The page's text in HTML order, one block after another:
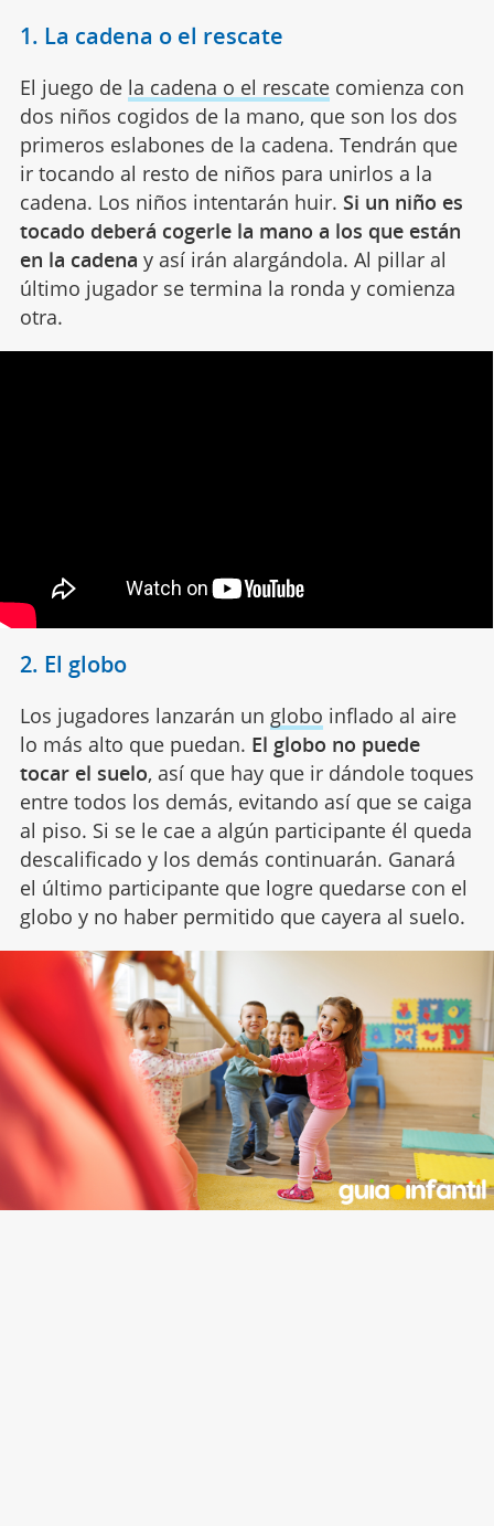
1. La cadena o el rescate
El juego de la cadena o el rescatecomienza con
dos niños cogidos de la mano, que son los dos
primeros eslabones de la cadena. Tendrán que
ir tocando al resto de niños para unirlos a la
cadena. Los niños intentarán huir. Si un niño es
tocado deberá cogerle la mano a los que están
en la cadena y así irán alargándola. Al pillar al
último jugador se termina la ronda y comienza
otra.
2. El globo
Los jugadores lanzarán un globo inflado al aire
lo más alto que puedan. El globo no puede
tocar el suelo, así que hay que ir dándole toques
entre todos los demás, evitando así que se caiga
al piso. Si se le cae a algún participante él queda
descalificado y los demás continuarán. Ganará
el último participante que logre quedarse con el
globo y no haber permitido que cayera al suelo.